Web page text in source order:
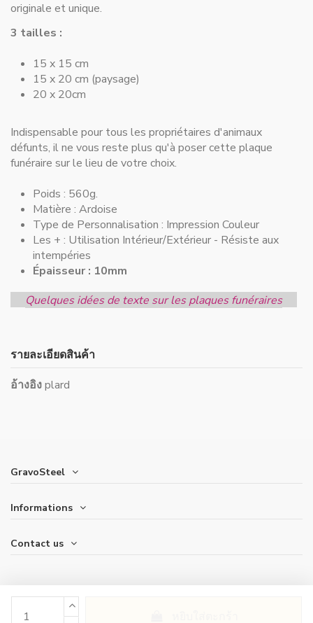
originale et unique.
3 tailles :
15 x 15 cm
15 x 20 cm (paysage)
20 x 20cm
Indispensable pour tous les propriétaires d'animaux
défunts, il ne vous reste plus qu'à poser cette plaque
funéraire sur le lieu de votre choix.
Poids : 560g.
Matière : Ardoise
Type de Personnalisation : Impression Couleur
Les + : Utilisation Intérieur/Extérieur - Résiste aux
intempéries
Épaisseur : 10mm
Quelques idées de texte sur les plaques funéraires
รายละเอียดสินค้า
อ้างอิงplard
GravoSteel
Informations
Contact us